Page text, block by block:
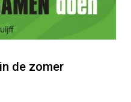
de zomer